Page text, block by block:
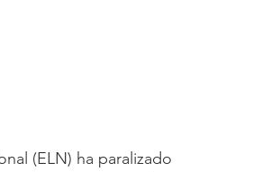
(ELN) ha paralizado